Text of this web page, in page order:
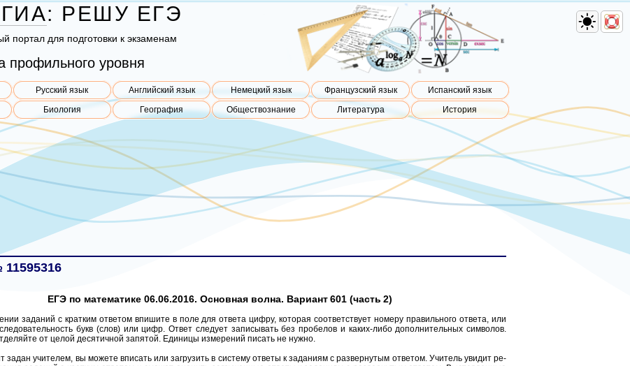
: РЕШУ ЕГЭ
пор­тал для под­го­тов­ки к эк­за­ме­нам
профильного уровня
Русский язык Английский язык Немецкий язык Французский язык
Испанский язык
Биология География Обществознание Литература История
ЕГЭ по математике 06.06.2016. Основная волна. Вариант 601 (часть 2)
за­да­ний с крат­ким от­ве­том впи­ши­те в поле для от­ве­та цифру, ко­то­рая со­от­вет­ству­ет но­ме­ру пра­виль­но­го от­ве­та, или
букв (слов) или цифр. Ответ сле­ду­ет за­пи­сы­вать без про­бе­лов и каких-либо до­пол­ни­тель­ных сим­во­лов.
от целой де­ся­тич­ной за­пя­той. Еди­ни­цы из­ме­ре­ний пи­сать не нужно.
задан учи­те­лем, вы мо­же­те впи­сать или за­гру­зить в си­сте­му от­ве­ты к за­да­ни­ям с раз­вер­ну­тым от­ве­том. Учи­тель уви­дит ре­